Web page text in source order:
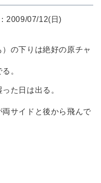
：2009/07/12(日)
の下りは絶好の原チャ
。
た日は出る。
サイドと後から飛んで